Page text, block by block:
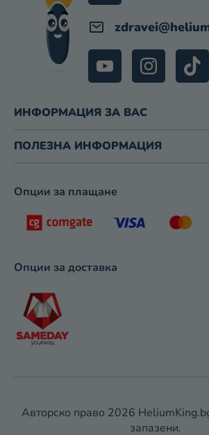
М
Н
Т
И
И
З
Б
zdravei@
ИНФОРМАЦИЯ ЗА ВАС
ПОЛЕЗНА ИНФОРМАЦИЯ
Опции за плащане
Опции за доставка
Авторско право 2026
запазени.